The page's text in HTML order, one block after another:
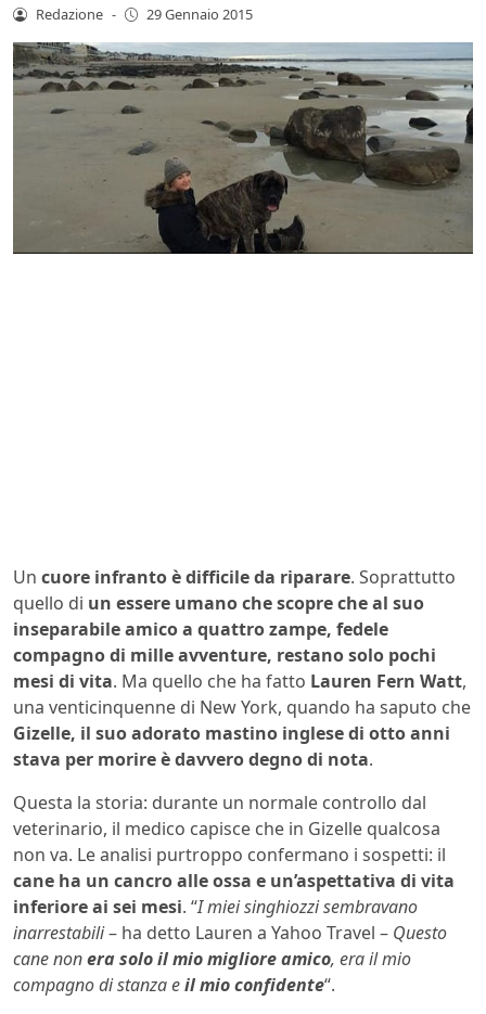
Redazione - 29 Gennaio 2015
Un cuore infranto è difficile da riparare. Soprattutto
quello di un essere umano che scopre che al suo
inseparabile amico a quattro zampe, fedele
compagno di mille avventure, restano solo pochi
mesi di vita. Ma quello che ha fatto Lauren Fern Watt,
una venticinquenne di New York, quando ha saputo che
Gizelle, il suo adorato mastino inglese di otto anni
stava per morire è davvero degno di nota.
Questa la storia: durante un normale controllo dal
veterinario, il medico capisce che in Gizelle qualcosa
non va. Le analisi purtroppo confermano i sospetti: il
cane ha un cancro alle ossa e un’aspettativa di vita
inferiore ai sei mesi. “I miei singhiozzi sembravano
inarrestabili– ha detto Lauren a Yahoo Travel – Questo
cane nonera solo il mio migliore amico, era il mio
compagno di stanza eil mio confidente“.